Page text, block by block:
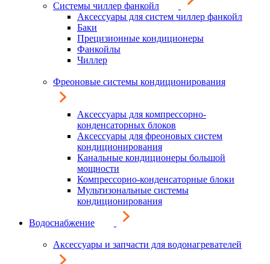
Системы чиллер фанкойл
Аксессуары для систем чиллер фанкойл
Баки
Прецизионные кондиционеры
Фанкойлы
Чиллер
Фреоновые системы кондиционирования
Аксессуары для компрессорно-
конденсаторных блоков
Аксессуары для фреоновых систем
кондиционирования
Канальные кондиционеры большой
мощности
Компрессорно-конденсаторные блоки
Мультизональные системы
кондиционирования
Водоснабжение
Аксессуары и запчасти для водонагревателей